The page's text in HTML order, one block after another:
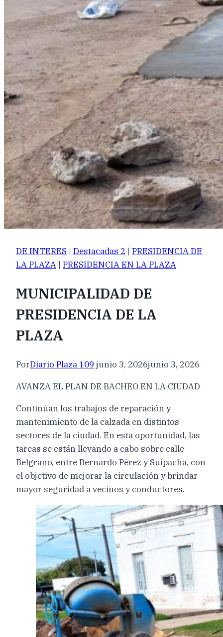
DE INTERES | Destacadas 2 | PRESIDENCIA DE
LA PLAZA | PRESIDENCIA EN LA PLAZA
MUNICIPALIDAD DE
PRESIDENCIA DE LA
PLAZA
PorDiario Plaza 109 junio 3, 2026junio 3, 2026
AVANZA EL PLAN DE BACHEO EN LA CIUDAD
Continúan los trabajos de reparación y
mantenimiento de la calzada en distintos
sectores de la ciudad. En esta oportunidad, las
tareas se están llevando a cabo sobre calle
Belgrano, entre Bernardo Pérez y Suipacha, con
el objetivo de mejorar la circulación y brindar
mayor seguridad a vecinos y conductores.